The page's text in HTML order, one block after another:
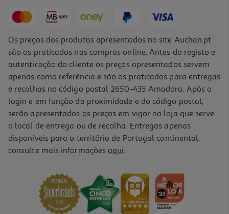
-10%
Livro Só Um Abracinho
PVP de editor
11,61 €
Os preços dos produtos apresentados no site Auchan.pt
são os praticados nas compras online. Antes do registo e
autenticação do cliente os preços apresentados servem
apenas como referência e são os praticados para entregas
e recolhas no código postal 2650-435 Amadora. Após o
login e em função da proximidade e do código postal,
serão apresentados os preços em vigor na loja que serve
o local de entrega ou de recolha. Entregas apenas
disponíveis para o território de Portugal continental,
consulte mais informações aqui.